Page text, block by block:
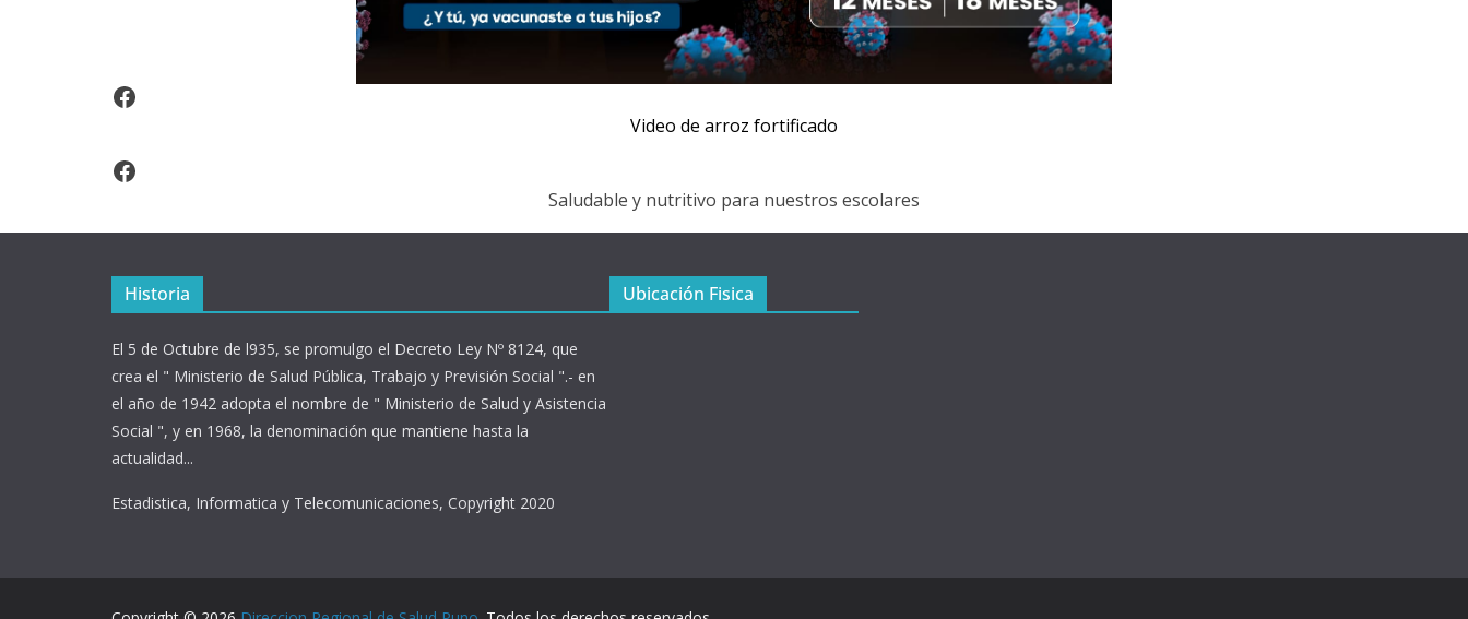
Video Arroz Fortificado
Video de arroz fortificado
Facebook
Saludable y nutritivo para nuestros escolares
Historia
El 5 de Octubre de l935, se promulgo el Decreto Ley Nº 8124, que
crea el " Ministerio de Salud Pública, Trabajo y Previsión Social ".- en
el año de 1942 adopta el nombre de " Ministerio de Salud y Asistencia
Social ", y en 1968, la denominación que mantiene hasta la
actualidad...
Estadistica, Informatica y Telecomunicaciones, Copyright 2020
Ubicación Fisica